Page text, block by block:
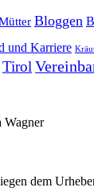
Bloggen
und Karriere
Tirol
Wagner
dem